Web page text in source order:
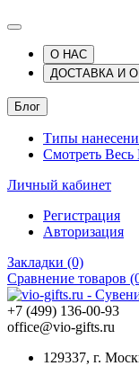
О НАС
ДОСТАВКА И
Блог
Типы
Смотреть Весь
Личный кабинет
Регистрация
Авторизация
Закладки (0)
Сравнение товаров
+7 (499) 136-00-93
office@vio-gifts.ru
129337, г.